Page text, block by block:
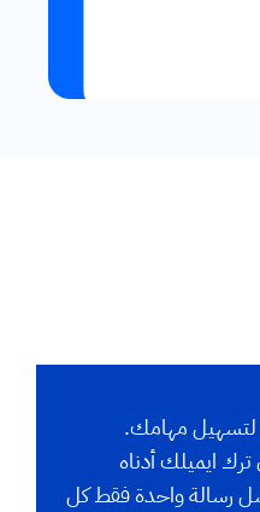
لتسهيل مهامك.
ايميلك أدناه
رسالة واحدة فقط كل